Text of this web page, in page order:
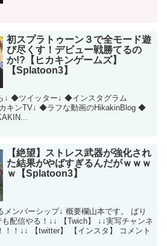
初スプラトゥーン３で全モード遊
び尽くす！デビュー戦勝てるの
か!?【ヒカキンゲームズ】
【Splatoon3】
↓ ◆ツイッター↓ ◆インスタグラム
キンTV↓ ◆ラフな動画のHikakinBlog ◆
【絶望】ストレス武器が強化され
た結果がやばすぎるんだがｗｗｗ
ｗ【Splatoon3】
メンバーシップ↓ 概要欄山本です。 ばり
配信やる！↓↓ 【Twich】 ↓↓実写チャンネ
！！↓↓ 【twitter】 【インスタ】 コメント